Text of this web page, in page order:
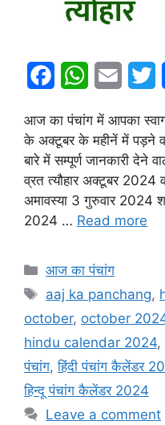
c
e
b
o
k
W
a
t
s
A
p
a
i
l
i
t
आज का पंचांग में आपका
के अक्टूबर के महीनें में पड़ने
बारे में सम्पूर्ण जानकारी देने
व्रत त्यौहार अक्टूबर 2024
अमावस्या 3 गुरुवार 2024
2024 … Read more
Categories
आज का पंचांग
Tags
aaj ka panchang,
october, october
hindu calendar 2024,
पंचांग,हिंदी पंचांग कैलेंडर
हिन्दू पंचांग कैलेंडर 2024
Leave a comment